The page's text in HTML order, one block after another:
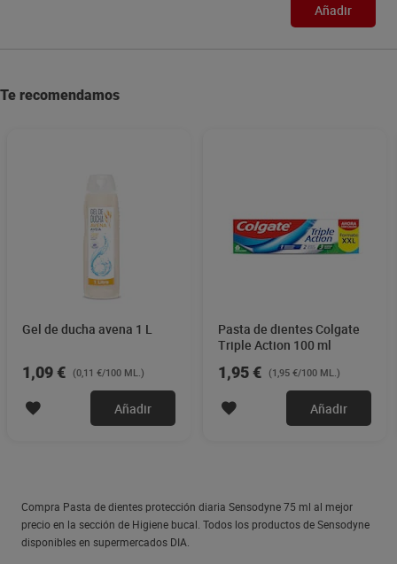
Añadir
Te recomendamos
Gel de ducha avena 1 L
1,09 € (0,11 €/100 ML.)
Añadir
Pasta de dientes Colgate
Triple Action 100 ml
1,95 € (1,95 €/100 ML.)
Añadir
Compra Pasta de dientes protección diaria Sensodyne 75 ml al mejor
precio en la sección de Higiene bucal. Todos los productos de Sensodyne
disponibles en supermercados DIA.